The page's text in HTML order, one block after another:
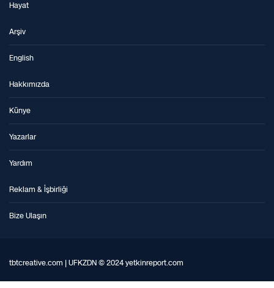
Hayat
Arşiv
English
Hakkımızda
Künye
Yazarlar
Yardım
Reklam & İşbirliği
Bize Ulaşın
tbtcreative.com | UFKZDN © 2024 yetkinreport.com